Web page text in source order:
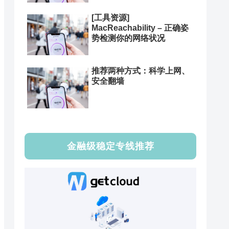
[工具资源]
MacReachability – 正确姿
势检测你的网络状况
推荐两种方式：科学上网、
安全翻墙
金融级稳定专线推荐